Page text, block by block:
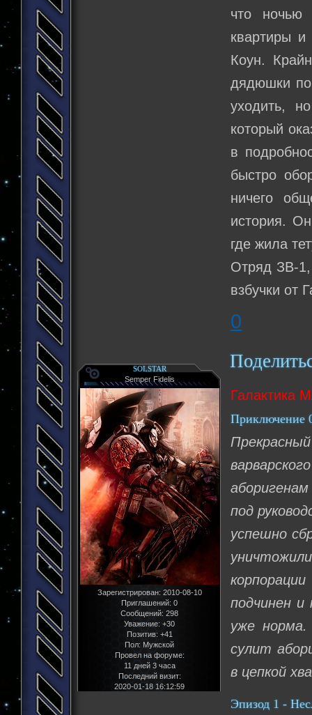
что
квартиры
Коун.
дядюшки
уходить,
который
в
быстро
ничего
история.
где жила
Отряд ЗВ-
взбучки от
0
SOLSTAR
Semper Fidelis
Зарегистрирован: 2010-08-10
Приглашений: 0
Сообщений: 298
Уважение: +30
Позитив: +41
Пол: Мужской
Провел на форуме:
11 дней 3 часа
Последний визит:
2020-01-18 16:12:59
Галактика
Приключение
под
успешно
подчинен
уже
сулит
в цепкой
Эпизод 1 -